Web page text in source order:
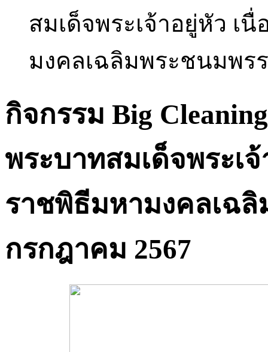
สมเด็จพระเจ้าอยู่หัว เ
มงคลเฉลิมพระชนมพร
กิจกรรม Big
พระบาทสมเด็จพระเ
ราชพิธีมหามงคลเฉลิ
กรกฎาคม 2567